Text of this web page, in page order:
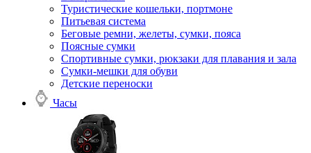
Туристические кошельки, портмоне
Питьевая система
Беговые ремни, желеты, сумки, пояса
Поясные сумки
Спортивные сумки, рюкзаки для плавания и зала
Сумки-мешки для обуви
Детские переноски
Часы